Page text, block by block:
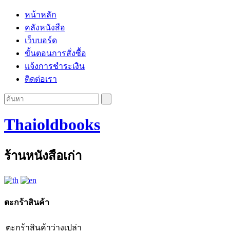
หน้าหลัก
คลังหนังสือ
เว็บบอร์ด
ขั้นตอนการสั่งซื้อ
แจ้งการชำระเงิน
ติดต่อเรา
Thaioldbooks
ร้านหนังสือเก่า
ตะกร้าสินค้า
ตะกร้าสินค้าว่างเปล่า